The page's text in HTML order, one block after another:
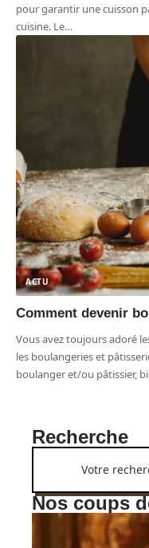
pour garantir une cuisson
cuisine. Le…
ACTU
Comment devenir
Vous avez toujours adoré
les boulangeries et
boulanger et/ou pâtissier,
Recherche
Nos coups